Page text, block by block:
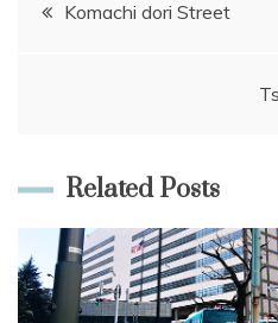
Komachi dori Street
Related Posts